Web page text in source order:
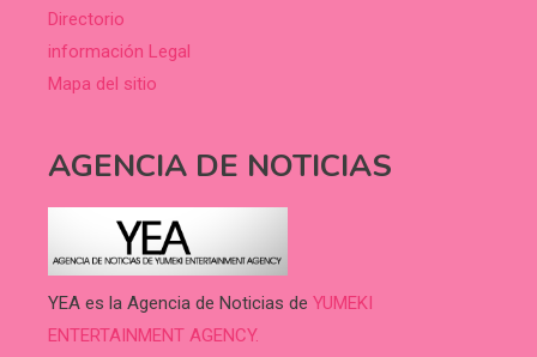
Directorio
información Legal
Mapa del sitio
AGENCIA DE NOTICIAS
YEA es la Agencia de Noticias de YUMEKI
ENTERTAINMENT AGENCY.